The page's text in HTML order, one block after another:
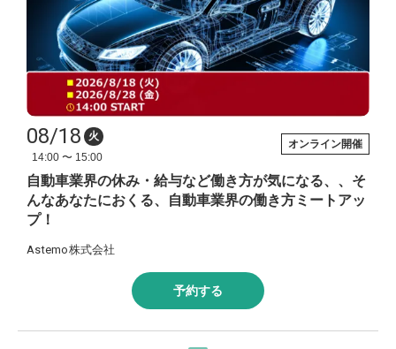
08/18
火
14:00 〜 15:00
オンライン開催
自動車業界の休み・給与など働き方が気になる、、そ
んなあなたにおくる、自動車業界の働き方ミートアッ
プ！
Astemo株式会社
予約する